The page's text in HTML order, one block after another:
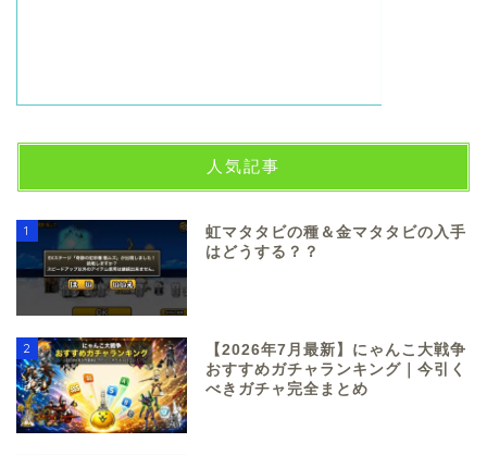
人気記事
1
虹マタタビの種＆金マタタビの入手
はどうする？？
2
【2026年7月最新】にゃんこ大戦争
おすすめガチャランキング｜今引く
べきガチャ完全まとめ